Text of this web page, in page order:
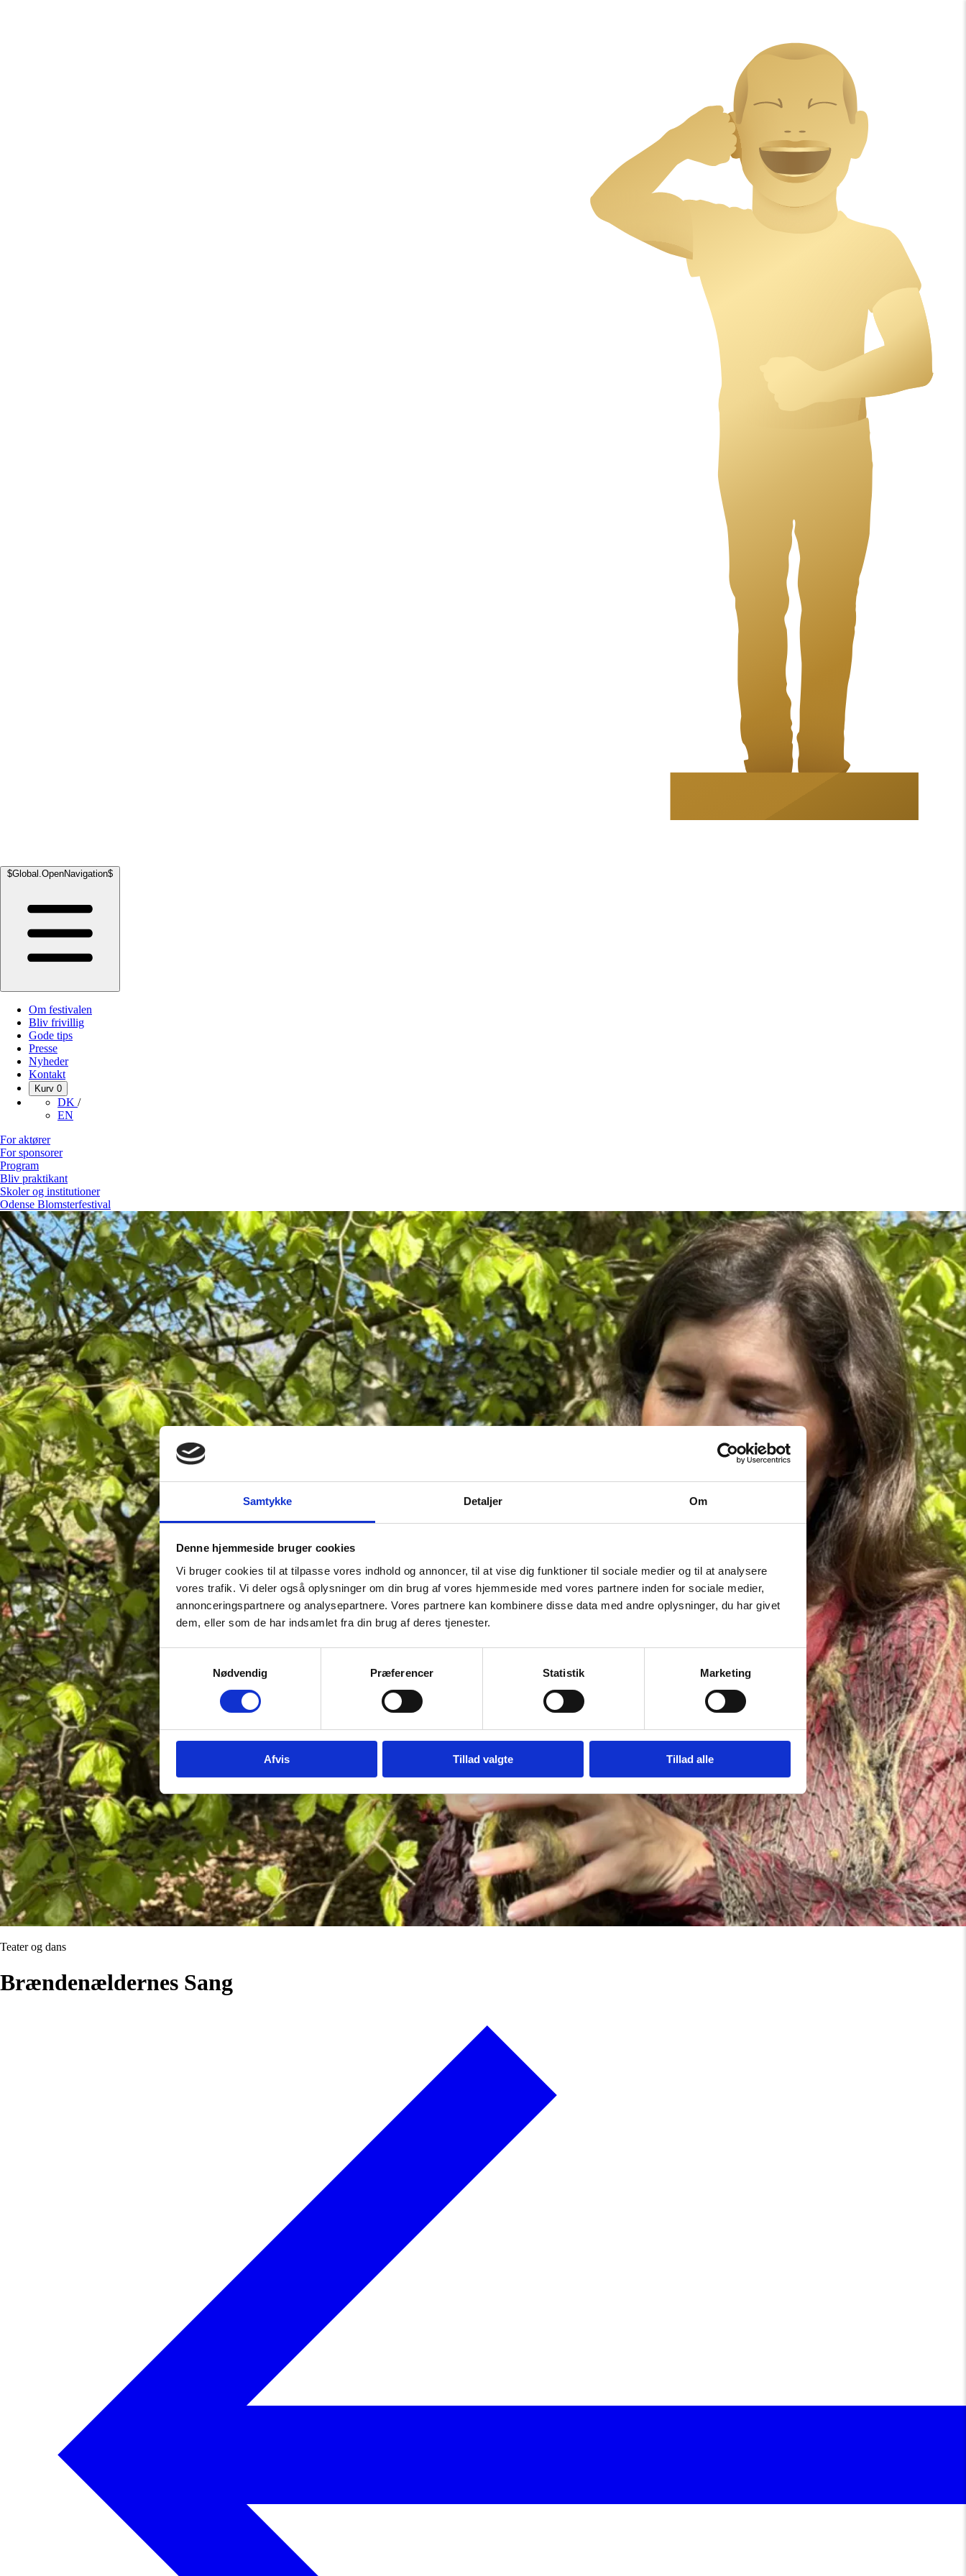
Samtykke Detaljer Om
Denne hjemmeside bruger cookies
Vi bruger cookies til at tilpasse vores indhold og annoncer, til at vise dig funktioner til sociale medier og til at analysere
vores trafik. Vi deler også oplysninger om din brug af vores hjemmeside med vores partnere inden for sociale medier,
annonceringspartnere og analysepartnere. Vores partnere kan kombinere disse data med andre oplysninger, du har givet
dem, eller som de har indsamlet fra din brug af deres tjenester.
Nødvendig
Præferencer Statistik Marketing
Afvis Tillad valgte Tillad alle
$Global.OpenNavigation$
Om festivalen
Bliv frivillig
Gode tips
Presse
Nyheder
Kontakt
Kurv 0
DK /
EN
For aktører
For sponsorer
Program
Bliv praktikant
Skoler og institutioner
Odense Blomsterfestival
Teater og dans
Brændenældernes Sang